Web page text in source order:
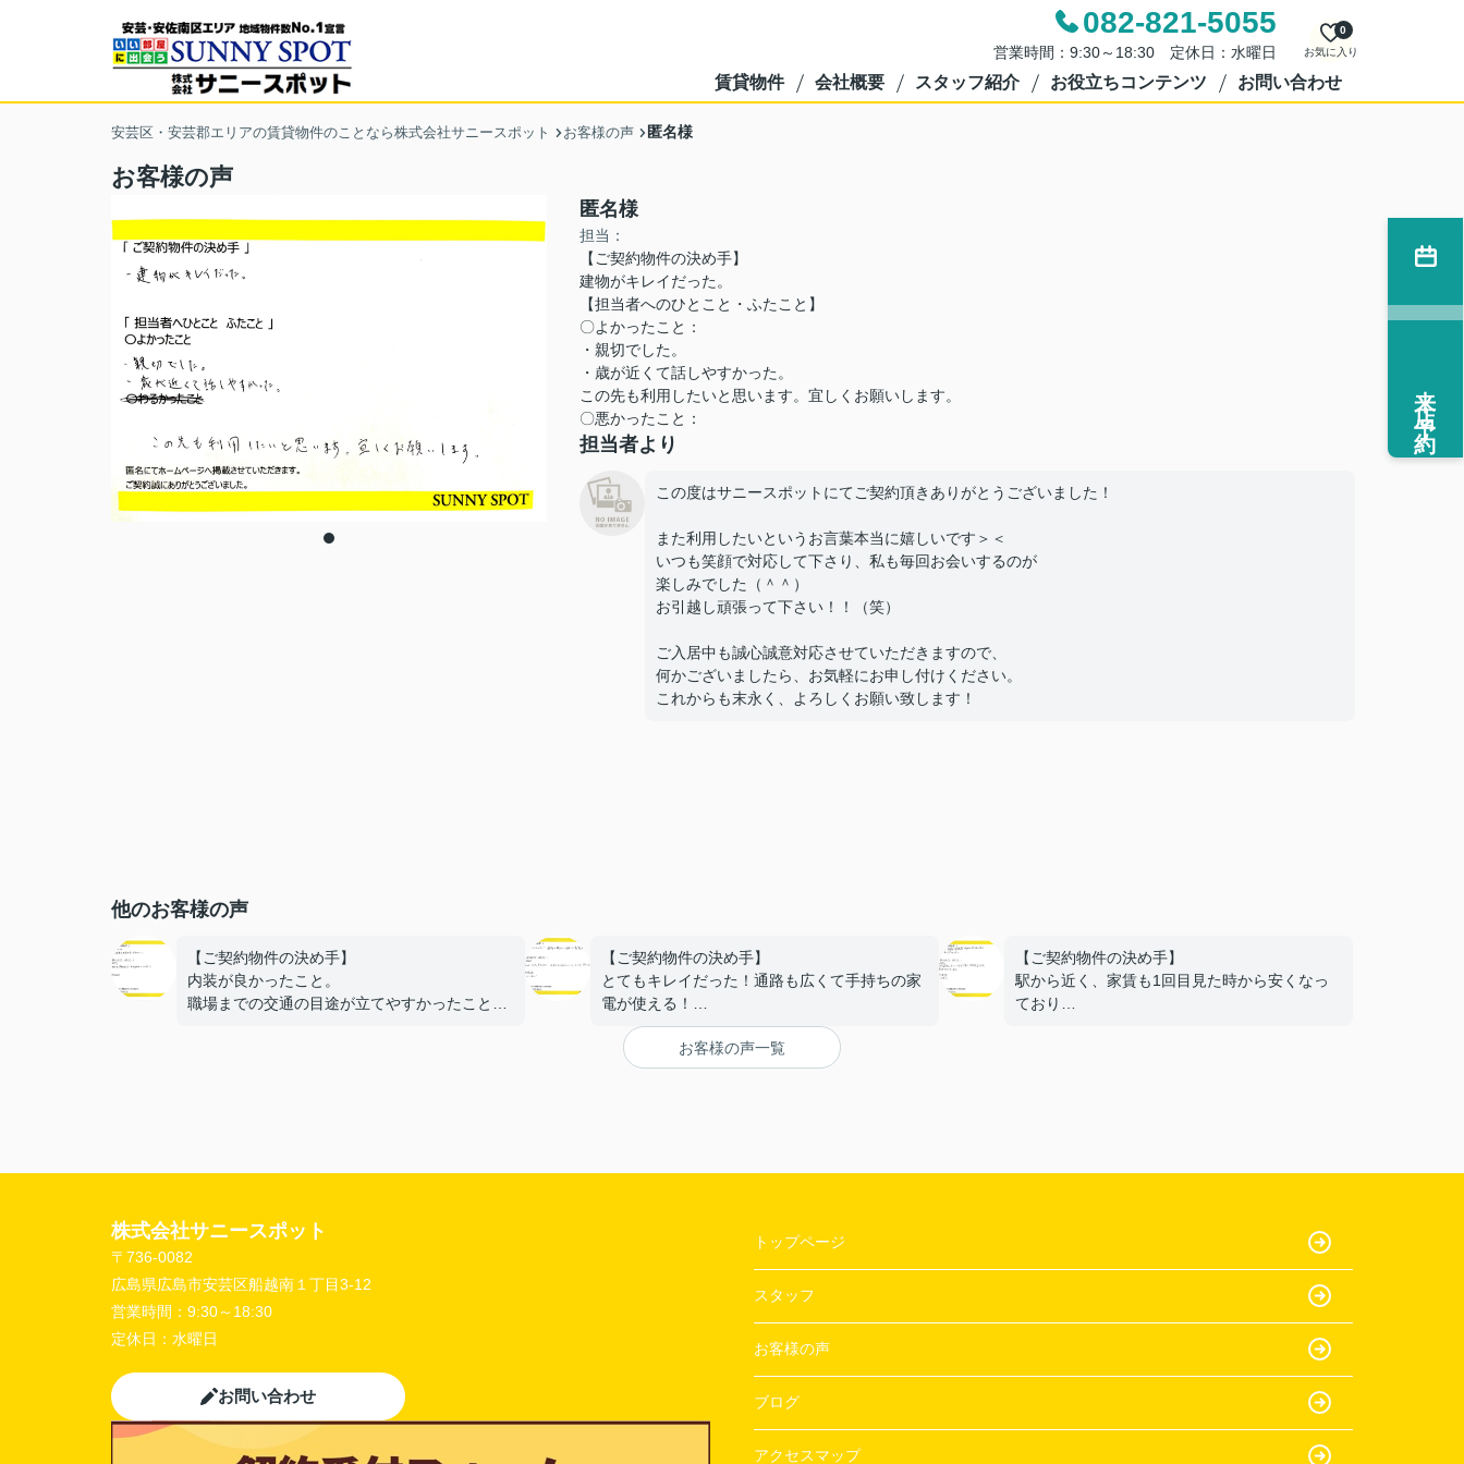
082-821-5055
営業時間：9:30～18:30 定休日：水曜日 お気に入り
0
賃貸物件 会社概要 スタッフ紹介 お役立ちコンテンツ お問い合わせ
安芸区・安芸郡エリアの賃貸物件のことなら株式会社サニースポット お客様の声 匿名様
お客様の声
匿名様
担当：
【ご契約物件の決め手】
建物がキレイだった。
【担当者へのひとこと・ふたこと】
〇よかったこと：
・親切でした。
・歳が近くて話しやすかった。
この先も利用したいと思います。宜しくお願いします。
〇悪かったこと：
担当者より
この度はサニースポットにてご契約頂きありがとうございました！
また利用したいというお言葉本当に嬉しいです＞＜
いつも笑顔で対応して下さり、私も毎回お会いするのが
楽しみでした（＾＾）
お引越し頑張って下さい！！（笑）
ご入居中も誠心誠意対応させていただきますので、
何かございましたら、お気軽にお申し付けください。
これからも末永く、よろしくお願い致します！
他のお客様の声
【ご契約物件の決め手】
内装が良かったこと。
職場までの交通の目途が立てやすかったこと。
【ご契約物件の決め手】
とてもキレイだった！通路も広くて手持ちの家
電が使える！
【担当者へのひとこと・ふたこと】
〇よかったこと：
対応がとてもやわらかく、不なれな私たちにと
【ご契約物件の決め手】
駅から近く、家賃も1回目見た時から安くなっ
ており
お客様の声一覧
来店予約
株式会社サニースポット
〒736-0082
広島県広島市安芸区船越南１丁目3-12
営業時間： 9:30～18:30
定休日： 水曜日
お問い合わせ
トップページ
スタッフ
お客様の声
ブログ
アクセスマップ